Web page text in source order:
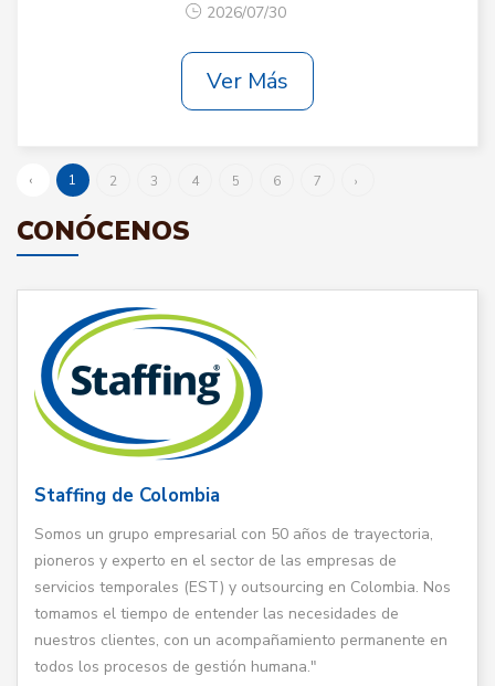
2026/07/30
Ver Más
‹ 1 2 3 4 5 6 7 ›
CONÓCENOS
Staffing de Colombia
Somos un grupo empresarial con 50 años de trayectoria,
pioneros y experto en el sector de las empresas de
servicios temporales (EST) y outsourcing en Colombia. Nos
tomamos el tiempo de entender las necesidades de
nuestros clientes, con un acompañamiento permanente en
todos los procesos de gestión humana."